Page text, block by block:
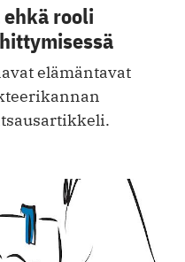
rooli
elämäntavat